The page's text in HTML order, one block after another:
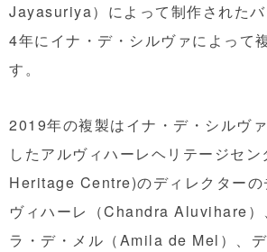
Jayasuriya）によって制作された
4年にイナ・デ・シルヴァによって
す。
2019年の複製はイナ・デ・シルヴ
したアルヴィハーレヘリテージセ
Heritage Centre)のディレクターの
ヴィハーレ（Chandra Aluvihare）
ラ・デ・メル（Amila de Mel）、